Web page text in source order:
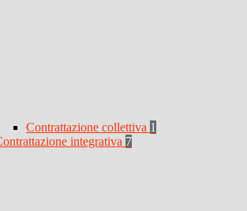
Contrattazione collettiva 1
integrativa 7